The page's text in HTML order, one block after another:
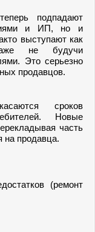
подпадают
и ИП, но и
выступают как
не будучи
Это серьезно
продавцов.
сроков
Новые
часть
на продавца.
(ремонт